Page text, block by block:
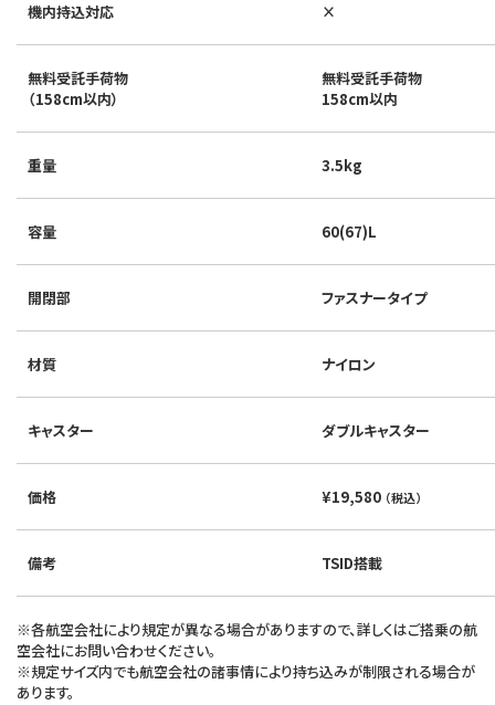
機内持込対応 ×
無料受託手荷物
（158cm以内）
無料受託手荷物
158cm以内
重量 3.5kg
容量 60(67)L
開閉部 ファスナータイプ
材質 ナイロン
キャスター ダブルキャスター
価格 ¥19,580 （税込）
備考 TSID搭載
※各航空会社により規定が異なる場合がありますので、詳しくはご搭乗の航
空会社にお問い合わせください。
※規定サイズ内でも航空会社の諸事情により持ち込みが制限される場合が
あります。